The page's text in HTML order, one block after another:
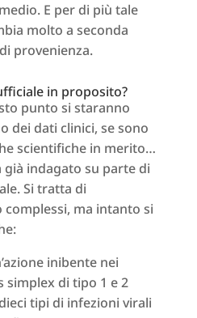
E per di più tale
molto a seconda
provenienza.
in proposito?
punto si staranno
dei dati clinici, se sono
scientifiche in merito…
già indagato su parte di
Si tratta di
ma intanto si
inibente nei
simplex di tipo 1 e 2
tipi di infezioni virali